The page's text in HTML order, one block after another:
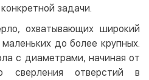
задачи.
охватывающих широкий
до более крупных.
с диаметрами, начиная от
сверления отверстий в